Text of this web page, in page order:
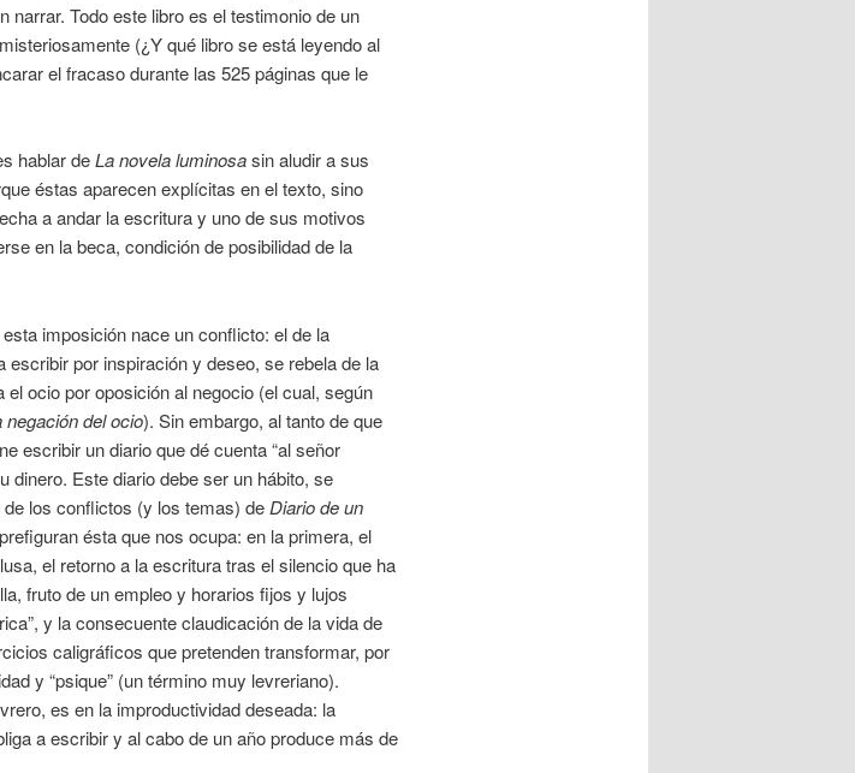
narrar. Todo este libro es el testimonio de un
(¿Y qué libro se está leyendo al
el fracaso durante las 525 páginas que le
hablar deLa novela luminosasin aludir a sus
éstas aparecen explícitas en el texto, sino
a andar la escritura y uno de sus motivos
en la beca, condición de posibilidad de la
imposición nace un conflicto: el de la
por inspiración y deseo, se rebela de la
ocio por oposición al negocio (el cual, según
negación del ocio). Sin embargo, al tanto de que
escribir un diario que dé cuenta “al señor
dinero. Este diario debe ser un hábito, se
los conflictos (y los temas) de Diario de un
ésta que nos ocupa: en la primera, el
el retorno a la escritura tras el silencio que ha
fruto de un empleo y horarios fijos y lujos
y la consecuente claudicación de la vida de
caligráficos que pretenden transformar, por
y “psique” (un término muy levreriano).
es en la improductividad deseada: la
a escribir y al cabo de un año produce más de